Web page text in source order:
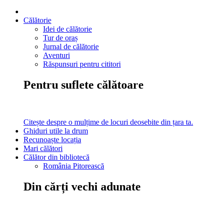
Călătorie
Idei de călătorie
Tur de oraș
Jurnal de călătorie
Aventuri
Răspunsuri pentru cititori
Pentru suflete călătoare
Citește despre o mulțime de locuri deosebite din țara ta.
Ghiduri utile la drum
Recunoaște locația
Mari călători
Călător din bibliotecă
România Pitorească
Din cărți vechi adunate